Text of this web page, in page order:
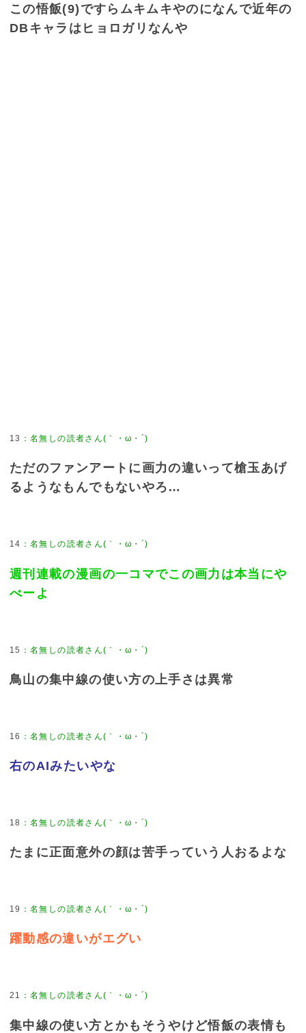
この悟飯(9)ですらムキムキやのになんで近年の
DBキャラはヒョロガリなんや
13 ：名無しの読者さん(｀・ω・´)
ただのファンアートに画力の違いって槍玉あげ
るようなもんでもないやろ…
14 ：名無しの読者さん(｀・ω・´)
週刊連載の漫画の一コマでこの画力は本当にや
べーよ
15 ：名無しの読者さん(｀・ω・´)
鳥山の集中線の使い方の上手さは異常
16 ：名無しの読者さん(｀・ω・´)
右のAIみたいやな
18 ：名無しの読者さん(｀・ω・´)
たまに正面意外の顔は苦手っていう人おるよな
19 ：名無しの読者さん(｀・ω・´)
躍動感の違いがエグい
21 ：名無しの読者さん(｀・ω・´)
集中線の使い方とかもそうやけど悟飯の表情も